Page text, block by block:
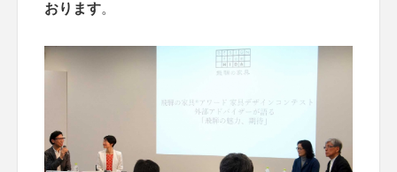
おります。